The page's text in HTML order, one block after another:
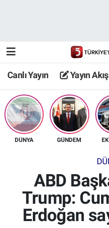
Canlı Yayın Yayın
DÜNYA GÜNDEM
ABD
Trump:
Erdoğan
TV 5 Ekranı ve Arşiv